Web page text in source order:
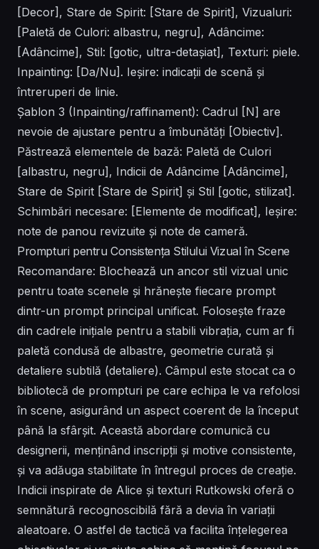
[Decor], Stare de Spirit: [Stare de Spirit], Vizualuri:
[Paletă de Culori: albastru, negru], Adâncime:
[Adâncime], Stil: [gotic, ultra-detașiat], Texturi: piele.
Inpainting: [Da/Nu]. Ieșire: indicații de scenă și
întreruperi de linie.
Șablon 3 (Inpainting/raffinament): Cadrul [N] are
nevoie de ajustare pentru a îmbunătăți [Obiectiv].
Păstrează elementele de bază: Paletă de Culori
[albastru, negru], Indicii de Adâncime [Adâncime],
Stare de Spirit [Stare de Spirit] și Stil [gotic, stilizat].
Schimbări necesare: [Elemente de modificat], Ieșire:
note de panou revizuite și note de cameră.
Prompturi pentru Consistența Stilului Vizual în Scene
Recomandare: Blochează un ancor stil vizual unic
pentru toate scenele și hrănește fiecare prompt
dintr-un prompt principal unificat. Folosește fraze
din cadrele inițiale pentru a stabili vibrația, cum ar fi
paletă condusă de albastre, geometrie curată și
detaliere subtilă (detaliere). Câmpul este stocat ca o
bibliotecă de prompturi pe care echipa le va refolosi
în scene, asigurând un aspect coerent de la început
până la sfârșit. Această abordare comunică cu
designerii, menținând inscripții și motive consistente,
și va adăuga stabilitate în întregul proces de creație.
Indicii inspirate de Alice și texturi Rutkowski oferă o
semnătură recognoscibilă fără a devia în variații
aleatoare. O astfel de tactică va facilita înțelegerea